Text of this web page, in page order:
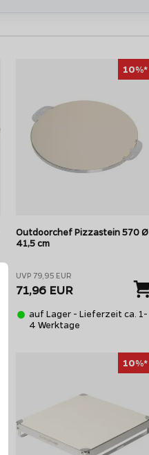
10%*
Outdoorchef Pizzastein 570 Ø
41,5 cm
UVP 79,95 EUR
71,96 EUR
auf Lager - Lieferzeit ca. 1-
4 Werktage
10%*